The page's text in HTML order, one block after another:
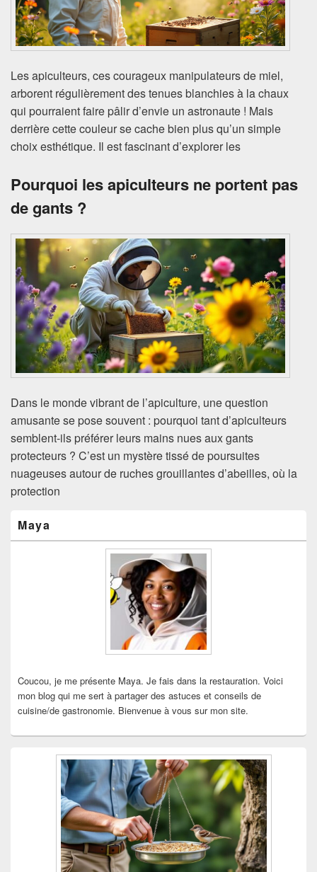
Les apiculteurs, ces courageux manipulateurs de miel,
arborent régulièrement des tenues blanchies à la chaux
qui pourraient faire pâlir d’envie un astronaute ! Mais
derrière cette couleur se cache bien plus qu’un simple
choix esthétique. Il est fascinant d’explorer les
Pourquoi les apiculteurs ne portent pas
de gants ?
Dans le monde vibrant de l’apiculture, une question
amusante se pose souvent : pourquoi tant d’apiculteurs
semblent-ils préférer leurs mains nues aux gants
protecteurs ? C’est un mystère tissé de poursuites
nuageuses autour de ruches grouillantes d’abeilles, où la
protection
principale
de
Maya
Coucou, je me présente Maya. Je fais dans la restauration. Voici
mon blog qui me sert à partager des astuces et conseils de
cuisine/de gastronomie. Bienvenue à vous sur mon site.